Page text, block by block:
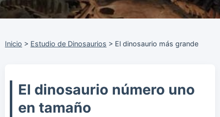
Inicio > Estudio de Dinosaurios > El dinosaurio más grande
El dinosaurio número uno
en tamaño